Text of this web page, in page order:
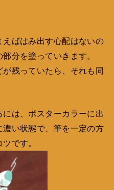
ばはみ出す心配はないの
分を塗っていきます。
残っていたら、それも同
は、ポスターカラーに出
い状態で、筆を一定の方
です。